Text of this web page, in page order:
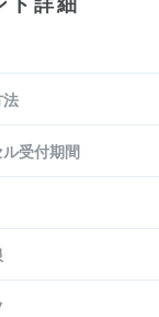
法
受付期間